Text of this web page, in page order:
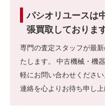
パシオリユースは
張買取しておりま
専門の査定スタッフが最
たします。 中古機械・機
軽にお問い合わせくださ
連絡を心よりお待ち申し上